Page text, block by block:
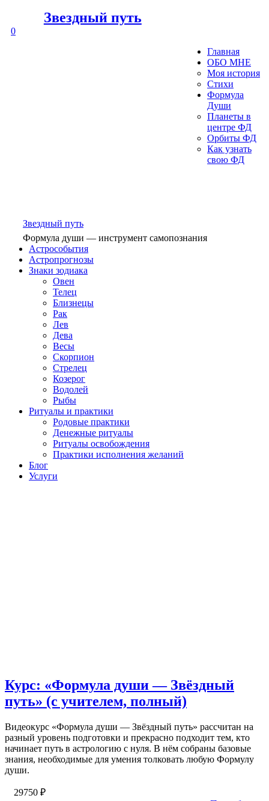
Звездный путь
0
Звездный путь
Формула души — инструмент самопознания
Главная
ОБО МНЕ
Моя история
Стихи
Формула
Души
Планеты в
центре ФД
Орбиты ФД
Как узнать
свою ФД
Астрособытия
Астропрогнозы
Знаки зодиака
Овен
Телец
Близнецы
Рак
Лев
Дева
Весы
Скорпион
Стрелец
Козерог
Водолей
Рыбы
Ритуалы и практики
Родовые практики
Денежные ритуалы
Ритуалы освобождения
Практики исполнения желаний
Блог
Услуги
Курс: «Формула души — Звёздный
путь» (с учителем, полный)
Видеокурс «Формула души — Звёздный путь» рассчитан на
разный уровень подготовки и прекрасно подходит тем, кто
начинает путь в астрологию с нуля. В нём собраны базовые
знания, необходимые для умения толковать любую Формулу
души.
29750 ₽